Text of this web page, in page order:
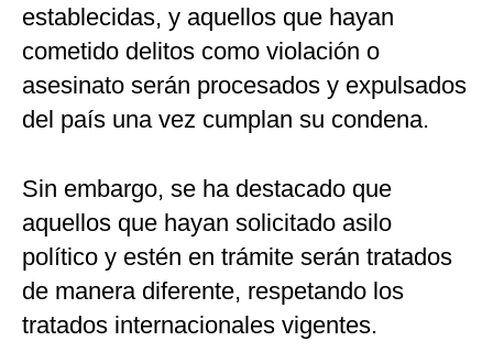
establecidas, y aquellos que hayan
cometido delitos como violación o
asesinato serán procesados y expulsados
del país una vez cumplan su condena.
Sin embargo, se ha destacado que
aquellos que hayan solicitado asilo
político y estén en trámite serán tratados
de manera diferente, respetando los
tratados internacionales vigentes.